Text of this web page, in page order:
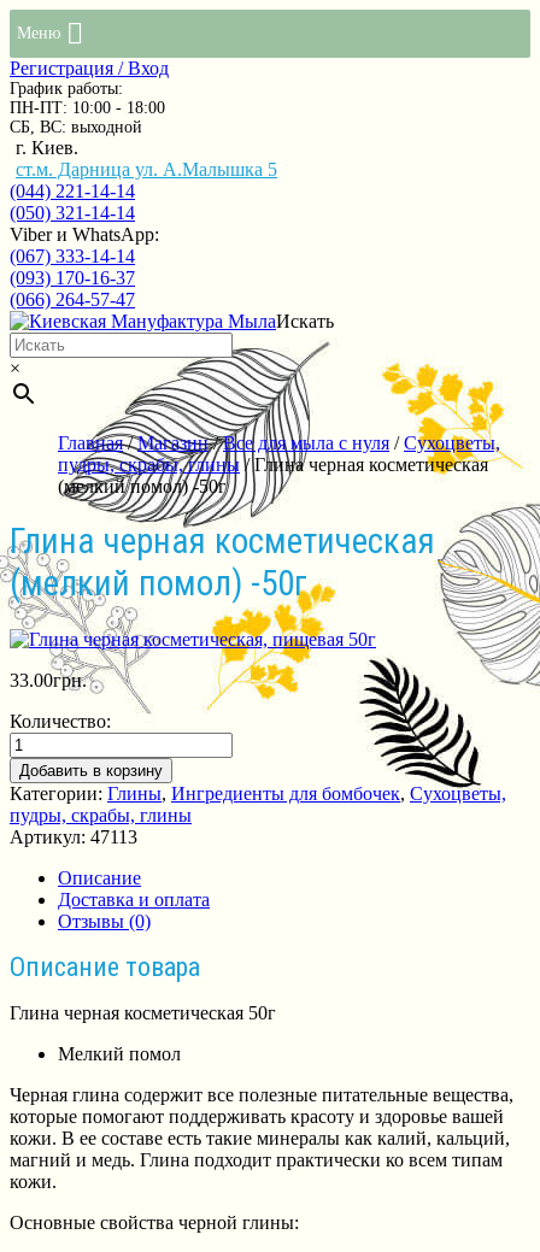
Меню
Регистрация / Вход
График работы:
ПН-ПТ: 10:00 - 18:00
СБ, ВС: выходной
г. Киев.
ст.м. Дарница ул. А.Малышка 5
(044) 221-14-14
(050) 321-14-14
Viber и WhatsApp:
(067) 333-14-14
(093) 170-16-37
(066) 264-57-47
Искать
×
Главная/Магазин/Все для мыла с нуля /Сухоцветы,
пудры, скрабы, глины/ Глина черная косметическая
(мелкий помол) -50г
Глина черная косметическая
(мелкий помол) -50г
33.00грн.
Количество:
Добавить в корзину
Категории: Глины, Ингредиенты для бомбочек, Сухоцветы,
пудры, скрабы, глины
Артикул: 47113
Описание
Доставка и оплата
Отзывы (0)
Описание товара
Глина черная косметическая 50г
Мелкий помол
Черная глина содержит все полезные питательные вещества,
которые помогают поддерживать красоту и здоровье вашей
кожи. В ее составе есть такие минералы как калий, кальций,
магний и медь. Глина подходит практически ко всем типам
кожи.
Основные свойства черной глины: